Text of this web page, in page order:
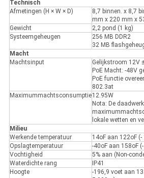
Technisch
Afmetingen (H × W × D)
8,7 binnen. x 8,7
mm x 220 mm x
Gewicht
2,2 pond (1 kg)
Systeemgeheugen
256 MB DDR2
32 MB
Macht
Machtsinput
Gelijkstroom 12V
PoE Macht: -48V
PoE functie
802.3at
Maximummachtsconsumptie12.95W
Nota: De
lokale wetten en
Milieu
Werkende temperatuur
14oF aan 122oF
Opslagtemperatuur
-40oF aan 158oF
Vochtigheid
5% aan (Non-
Waterdichte rang
IP41
Hoogte
-196,9 voet aan